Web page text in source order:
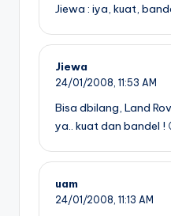
Jiewa : iya, kuat,
Jiewa
24/01/2008, 11:53 AM
Bisa dbilang, Land
ya.. kuat dan bandel !
uam
24/01/2008, 11:13 AM